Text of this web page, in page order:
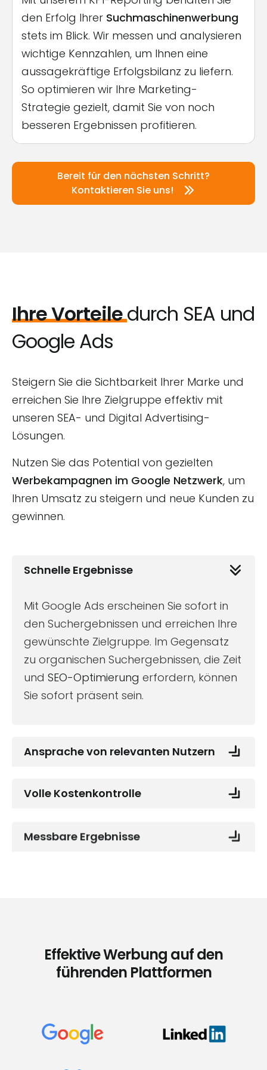
den Erfolg Ihrer Suchmaschinenwerbung
stets im Blick. Wir messen und analysieren
wichtige Kennzahlen, um Ihnen eine
aussagekräftige Erfolgsbilanz zu liefern.
So optimieren wir Ihre Marketing-
Strategie gezielt, damit Sie von noch
besseren Ergebnissen profitieren.
Bereit für den nächsten Schritt?
Kontaktieren Sie uns!
Ihre Vorteiledurch SEA und
Google Ads
Steigern Sie die Sichtbarkeit Ihrer Marke und
erreichen Sie Ihre Zielgruppe effektiv mit
unseren SEA- und Digital Advertising-
Lösungen.
Nutzen Sie das Potential von gezielten
Werbekampagnen im Google Netzwerk, um
Ihren Umsatz zu steigern und neue Kunden zu
gewinnen.
Schnelle Ergebnisse
Mit Google Ads erscheinen Sie sofort in
den Suchergebnissen und erreichen Ihre
gewünschte Zielgruppe. Im Gegensatz
zu organischen Suchergebnissen, die Zeit
und SEO-Optimierung erfordern, können
Sie sofort präsent sein.
Ansprache von relevanten Nutzern
Volle Kostenkontrolle
Messbare Ergebnisse
Effektive Werbung auf den
führenden Plattformen